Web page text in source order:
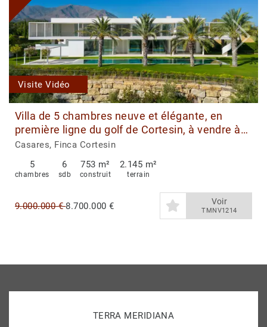
Visite Vidéo
Villa de 5 chambres neuve et élégante, en
première ligne du golf de Cortesin, à vendre à
Casares
Casares, Finca Cortesin
5
chambres
6
sdb
753 m²
construit
2.145 m²
terrain
9.000.000 €8.700.000 € Voir
TMNV1214
TERRA MERIDIANA